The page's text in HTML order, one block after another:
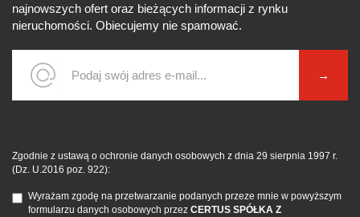
najnowszych ofert oraz bieżących informacji z rynku
nieruchomości. Obiecujemy nie spamować.
Zgodnie z ustawą o ochronie danych osobowych z dnia 29 sierpnia 1997 r.
(Dz. U.2016 poz. 922):
Wyrażam zgodę na przetwarzanie podanych przeze mnie w powyższym
formularzu danych osobowych przez CERTUS SPÓŁKA Z